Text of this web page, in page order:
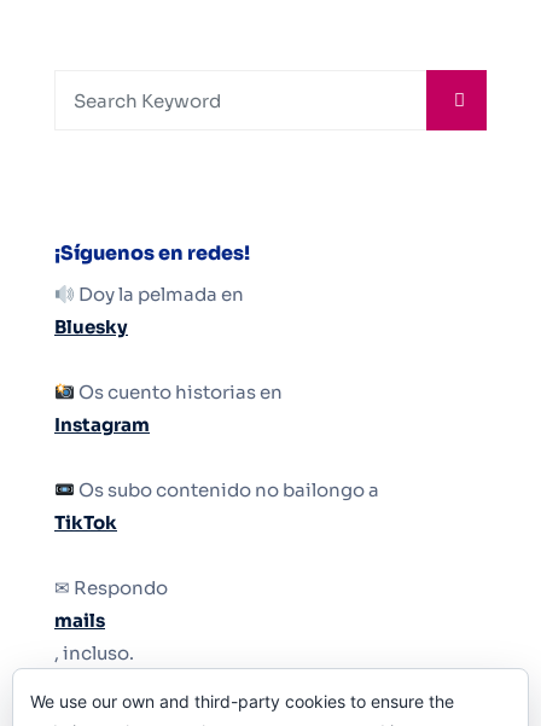
¡Síguenos en redes!
Doy la pelmada en
Bluesky
Os cuento historias en
Instagram
Os subo contenido no bailongo a
TikTok
✉ Respondo
mails
, incluso.
Y si una persona no puede tener teléfono, que
We use our own and third-party cookies to ensure the